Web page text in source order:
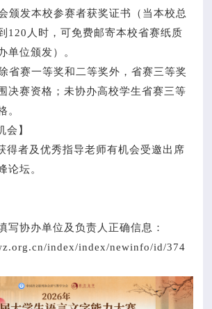
颁发本校参赛者获奖证书（当本校总
120人时，可免费邮寄本校省赛纸质
单位颁发）。
省赛一等奖和二等奖外，省赛三等奖
决赛资格；未协办高校学生省赛三等
。
会】
得者及优秀指导老师有机会受邀出席
论坛。
写协办单位及负责人正确信息：
index/index/newinfo/id/374